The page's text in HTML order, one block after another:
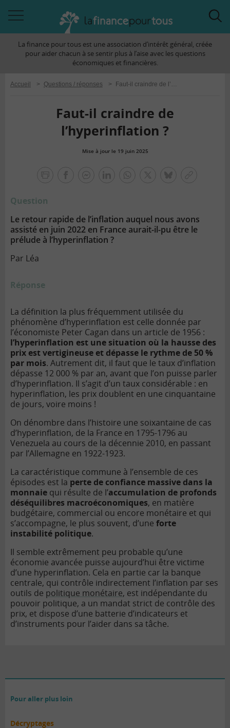
àLa finance pour tous est une association d’intérêt général, créée
pour aider chacun à se sentir plus à l’aise avec les questions
économiques et financières.
Accueil > Questions / réponses > Faut-il craindre de l’hyperinflation ?
Faut-il craindre de
l’hyperinflation ?
Mise à jour le 19 juin 2025
Question
Le retour rapide de l’inflation auquel nous avons
assisté en juin 2022 en France aurait-il-pu être le
prélude à l’hyperinflation ?
Par Léa
Réponse
La définition la plus fréquemment utilisée du
phénomène d’hyperinflation est celle donnée par
l’économiste Peter Cagan dans un article de 1956 :
l’hyperinflation est une situation où la hausse des
prix est vertigineuse et dépasse le rythme de 50 %
par mois. Autrement dit, il faut que le taux d’inflation
dépasse 12 000 % par an, avant que l’on puisse parler
d’hyperinflation. Il s’agit d’un taux considérable : en
hyperinflation, les prix doublent en une cinquantaine
de jours, voire moins !
On dénombre dans l’histoire une soixantaine de cas
d’hyperinflation, de la France en 1795-1796 au
Venezuela au cours de la décennie 2010, en passant
par l’Allemagne en 1922-1923.
La caractéristique commune à l’ensemble de ces
épisodes est la perte de confiance massive dans la
monnaie qui résulte de l’accumulation de profonds
déséquilibres macroéconomiques, en matière
budgétaire, commercial ou encore monétaire et qui
s’accompagne, le plus souvent, d’une forte
instabilité politique.
Il semble extrêmement peu probable qu’une
économie avancée puisse aujourd’hui être victime
d’une hyperinflation. Cela en partie car la banque
centrale, qui contrôle indirectement l’inflation par ses
outils de politique monétaire, est indépendante du
pouvoir politique, a un mandat strict de contrôle des
prix, et dispose d’une batterie d’indicateurs et
d’instruments pour l’aider dans sa tâche.
Pour aller plus loin
Décryptages